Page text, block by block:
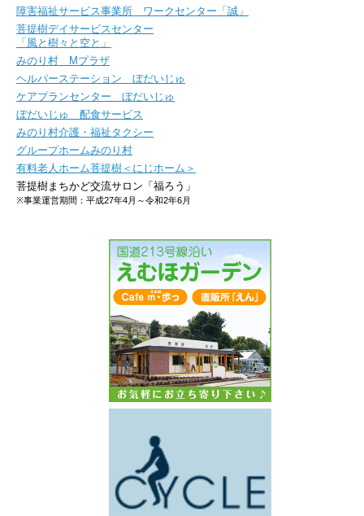
障害福祉サービス事業所 ワークセンター「誠」
菩提樹デイサービスセンター
「風と樹々と空と」
みのり村 Mプラザ
ヘルパーステーション ぼだいじゅ
ケアプランセンター ぼだいじゅ
ぼだいじゅ 配食サービス
みのり村介護・福祉タクシー
グループホームみのり村
有料老人ホーム菩提樹＜にじホーム＞
菩提樹まちかど交流サロン「福ろう」
※事業運営期間：平成27年4月～令和2年6月